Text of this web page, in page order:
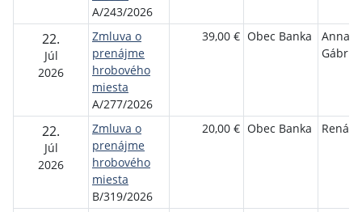
A/243/2026
22.
Júl
2026
Zmluva o
prenájme
hrobového
miesta
A/277/2026
39,00 € Obec Banka
Anna
22.
Júl
2026
Zmluva o
prenájme
hrobového
miesta
B/319/2026
20,00 € Obec Banka